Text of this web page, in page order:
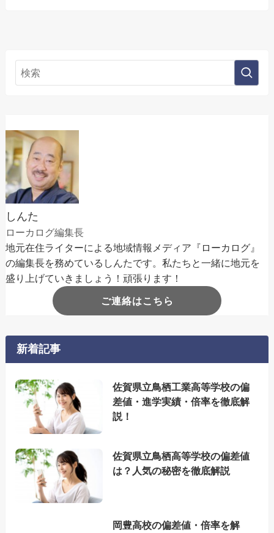
しんた
ローカログ編集長
地元在住ライターによる地域情報メディア『ローカログ』
の編集長を務めているしんたです。私たちと一緒に地元を
盛り上げていきましょう！頑張ります！
ご連絡はこちら
新着記事
佐賀県立鳥栖工業高等学校の偏
差値・進学実績・倍率を徹底解
説！
佐賀県立鳥栖高等学校の偏差値
は？人気の秘密を徹底解説
岡豊高校の偏差値・倍率を解